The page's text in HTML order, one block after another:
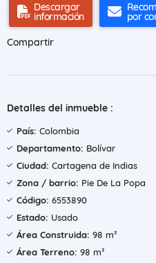
Descargar
información por
Compartir
Detalles del inmueble :
País: Colombia
Departamento: Bolívar
Ciudad: Cartagena de Indias
Zona / barrio: Pie De La Popa
Código: 6553890
Estado: Usado
Área Construida: 98 m²
Área Terreno: 98 m²